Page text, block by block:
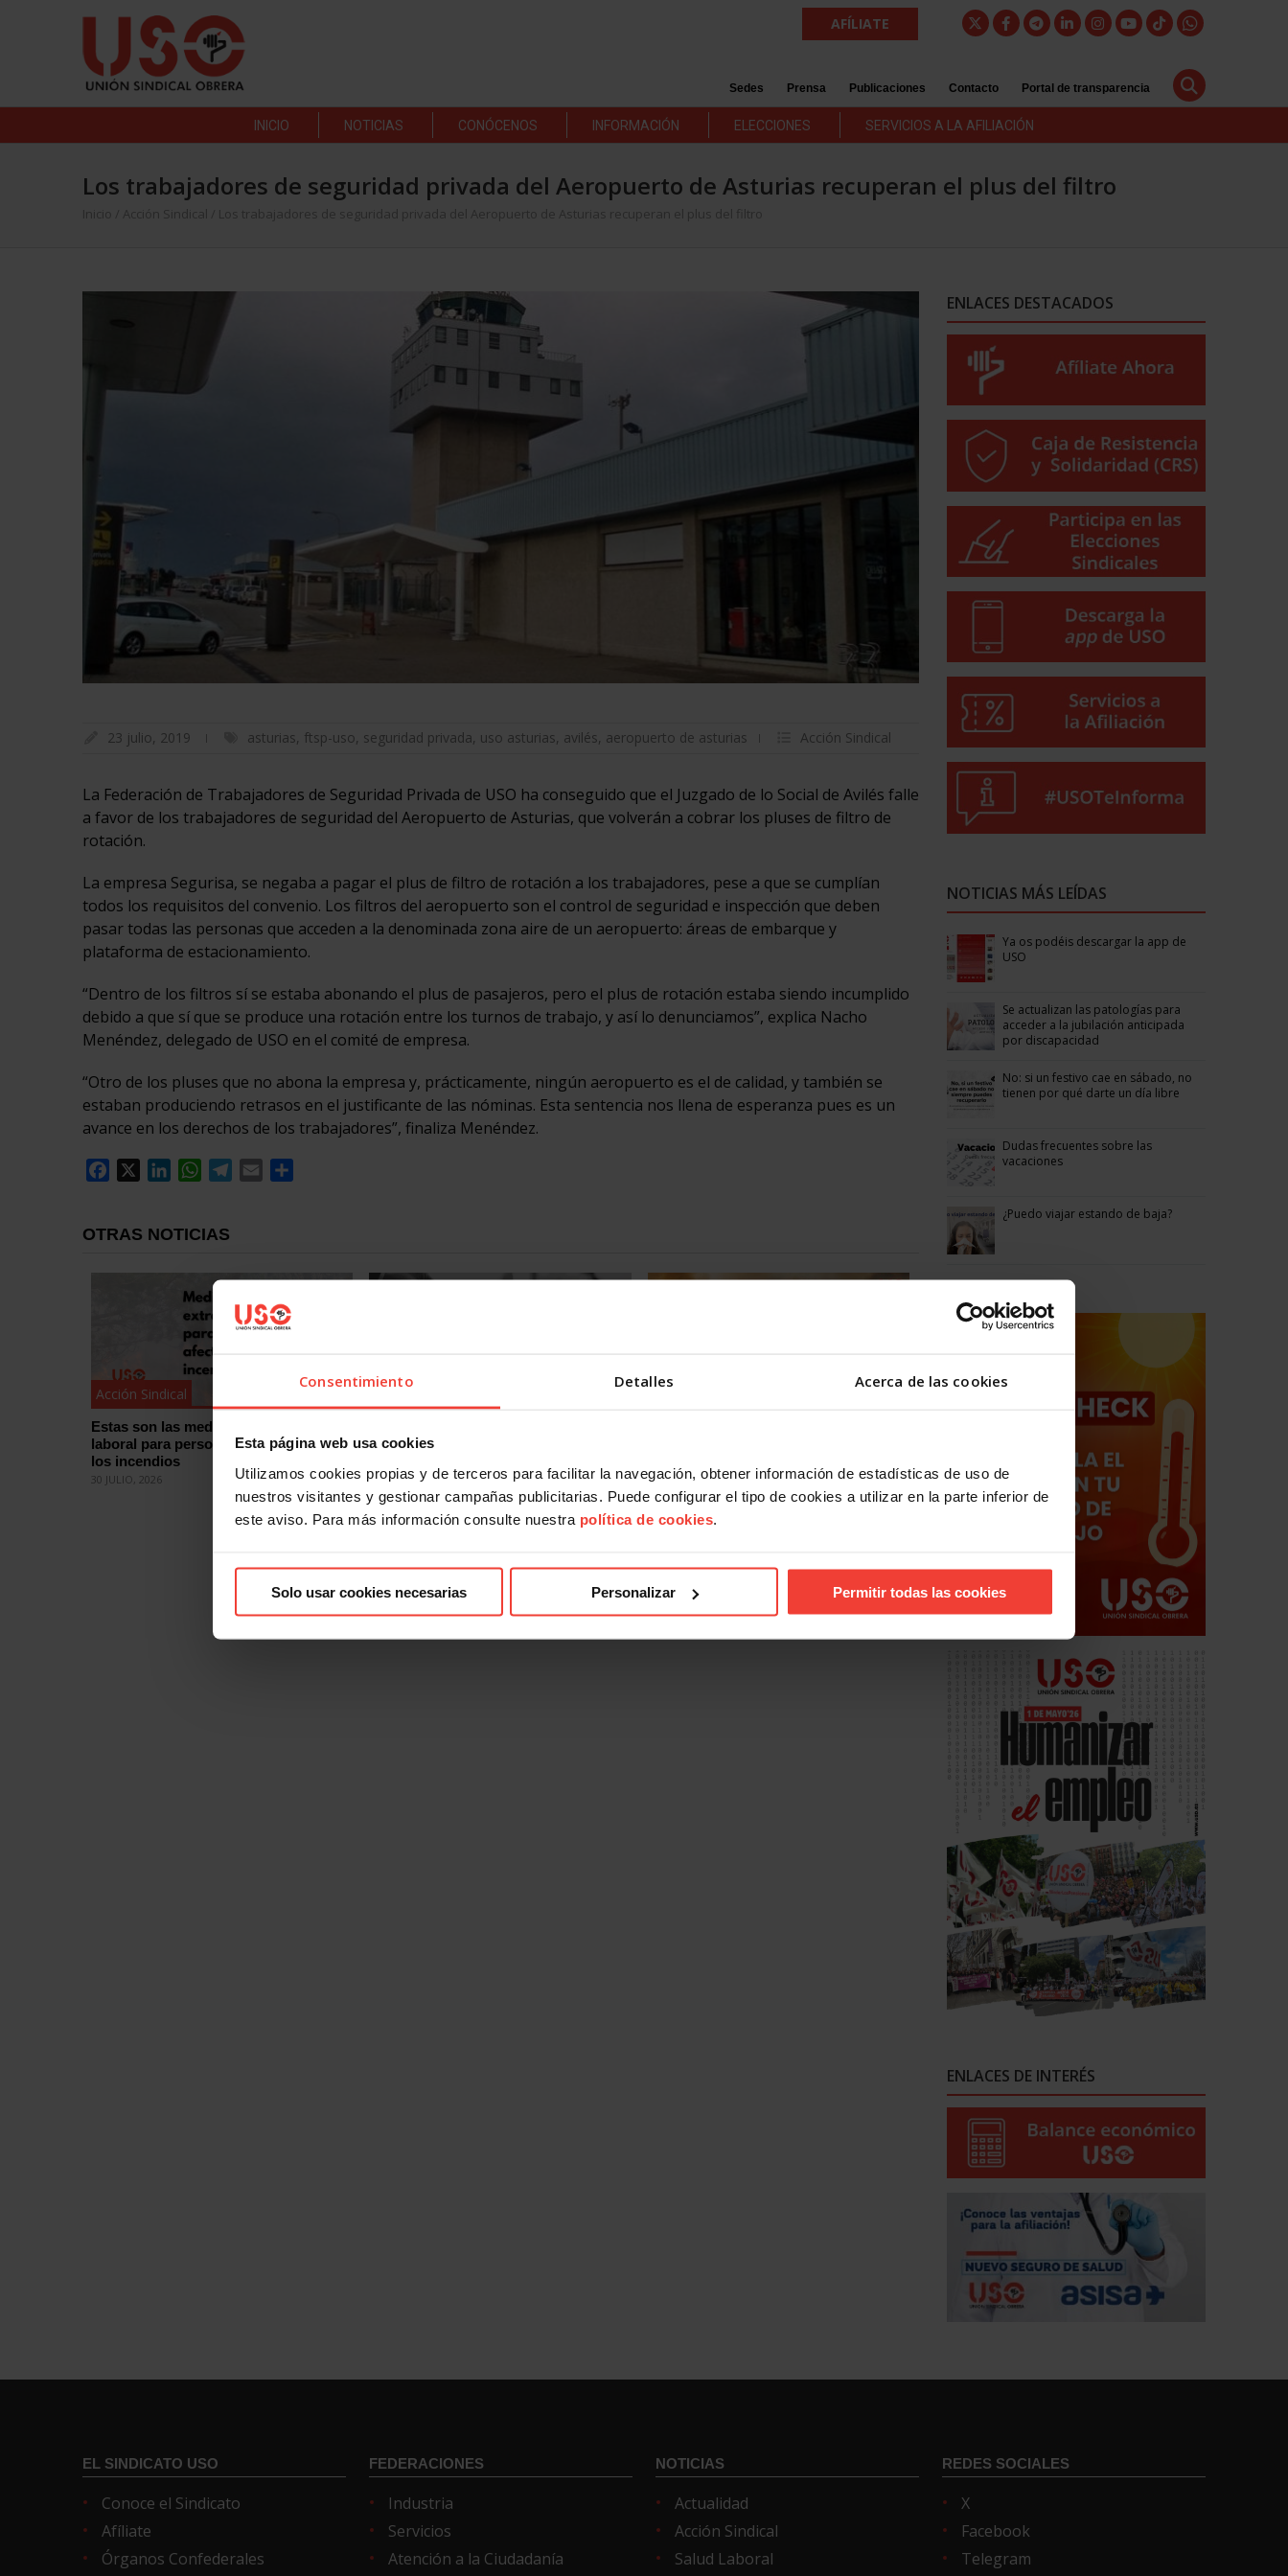
Consentimiento Detalles Acerca de las cookies
Esta página web usa cookies
Utilizamos cookies propias y de terceros para facilitar la navegación, obtener información de estadísticas de uso de
nuestros visitantes y gestionar campañas publicitarias. Puede configurar el tipo de cookies a utilizar en la parte inferior de
este aviso. Para más información consulte nuestra política de cookies.
Solo usar cookies necesarias Personalizar Permitir todas las cookies
AFÍLIATE
Sedes Prensa Publicaciones Contacto Portal de transparencia
INICIO NOTICIAS CONÓCENOS INFORMACIÓN ELECCIONES SERVICIOS A LA AFILIACIÓN
Los trabajadores de seguridad privada del Aeropuerto de Asturias recuperan el plus del filtro
Inicio Acción Sindical Los trabajadores de seguridad privada del Aeropuerto de Asturias recuperan el plus del filtro
23 julio, 2019 asturias, ftsp-uso, seguridad privada, uso asturias, avilés, aeropuerto de asturias Acción Sindical
La Federación de Trabajadores de Seguridad Privada de USO ha conseguido que el Juzgado de lo Social de Avilés falle
a favor de los trabajadores de seguridad del Aeropuerto de Asturias, que volverán a cobrar los pluses de filtro de
rotación.
La empresa Segurisa, se negaba a pagar el plus de filtro de rotación a los trabajadores, pese a que se cumplían
todos los requisitos del convenio. Los filtros del aeropuerto son el control de seguridad e inspección que deben
pasar todas las personas que acceden a la denominada zona aire de un aeropuerto: áreas de embarque y
plataforma de estacionamiento.
“Dentro de los filtros sí se estaba abonando el plus de pasajeros, pero el plus de rotación estaba siendo incumplido
debido a que sí que se produce una rotación entre los turnos de trabajo, y así lo denunciamos”, explica Nacho
Menéndez, delegado de USO en el comité de empresa.
“Otro de los pluses que no abona la empresa y, prácticamente, ningún aeropuerto es el de calidad, y también se
estaban produciendo retrasos en el justificante de las nóminas. Esta sentencia nos llena de esperanza pues es un
avance en los derechos de los trabajadores”, finaliza Menéndez.
Facebook
LinkedInWhatsApp
Telegram
Email
OTRAS NOTICIAS
Acción Sindical
Estas son las medidas de protección
laboral para personas afectadas por
los incendios
30 JULIO, 2026
elecciones sindicales? Te contamos
29 JULIO, 2026
ENLACES DESTACADOS
NOTICIAS MÁS LEÍDAS
Ya os podéis descargar la app de
USO
Se actualizan las patologías para
acceder a la jubilación anticipada
por discapacidad
No: si un festivo cae en sábado, no
tienen por qué darte un día libre
Dudas frecuentes sobre las
vacaciones
¿Puedo viajar estando de baja?
ENLACES DE INTERÉS
EL SINDICATO USO
Conoce el Sindicato
Afíliate
Órganos Confederales
FEDERACIONES
Industria
Servicios
Atención a la Ciudadanía
NOTICIAS
Actualidad
Acción Sindical
Salud Laboral
REDES SOCIALES
X
Facebook
Telegram